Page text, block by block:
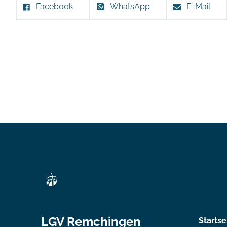
Facebook WhatsApp E-Mail
LGV Remchingen